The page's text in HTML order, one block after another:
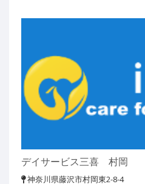
デイサービス三喜 村岡
神奈川県藤沢市村岡東2-8-4